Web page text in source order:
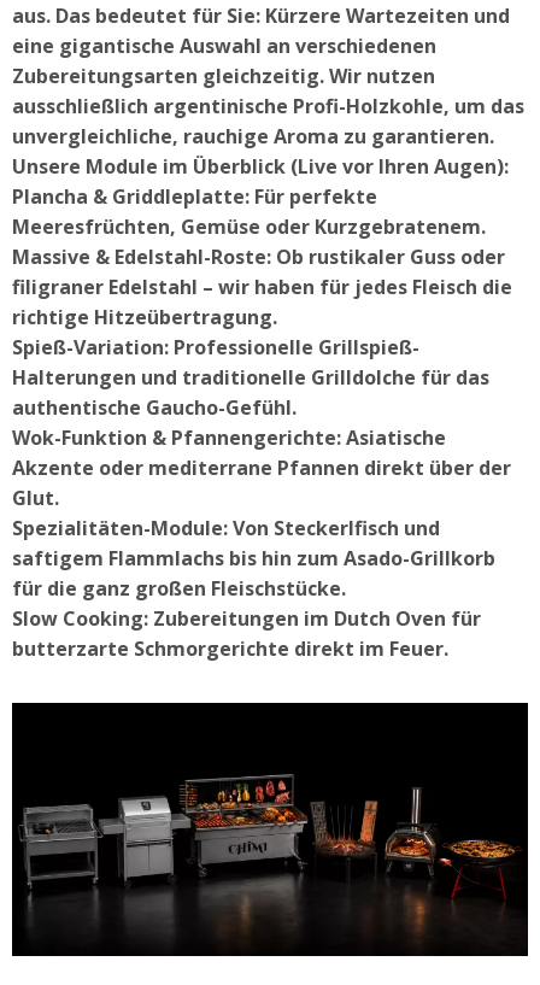
aus. Das bedeutet für Sie: Kürzere Wartezeiten und
eine gigantische Auswahl an verschiedenen
Zubereitungsarten gleichzeitig. Wir nutzen
ausschließlich argentinische Profi-Holzkohle, um das
unvergleichliche, rauchige Aroma zu garantieren.
Unsere Module im Überblick (Live vor Ihren Augen):
Plancha & Griddleplatte: Für perfekte
Meeresfrüchten, Gemüse oder Kurzgebratenem.
Massive & Edelstahl-Roste: Ob rustikaler Guss oder
filigraner Edelstahl – wir haben für jedes Fleisch die
richtige Hitzeübertragung.
Spieß-Variation: Professionelle Grillspieß-
Halterungen und traditionelle Grilldolche für das
authentische Gaucho-Gefühl.
Wok-Funktion & Pfannengerichte: Asiatische
Akzente oder mediterrane Pfannen direkt über der
Glut.
Spezialitäten-Module: Von Steckerlfisch und
saftigem Flammlachs bis hin zum Asado-Grillkorb
für die ganz großen Fleischstücke.
Slow Cooking: Zubereitungen im Dutch Oven für
butterzarte Schmorgerichte direkt im Feuer.